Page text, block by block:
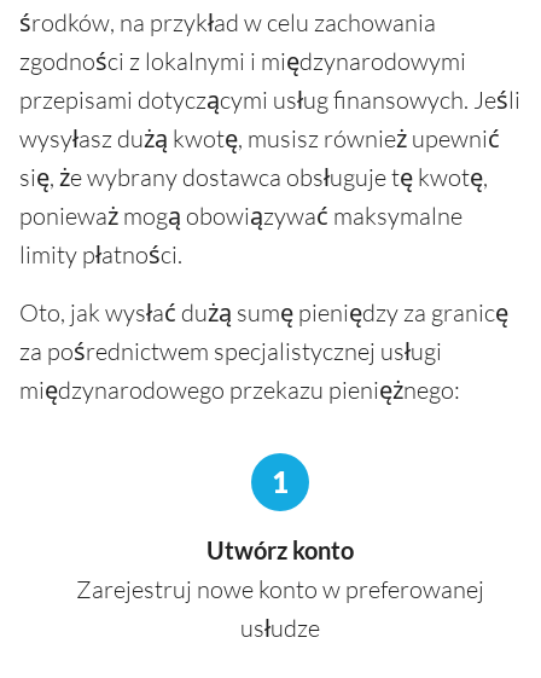
środków, na przykład w celu zachowania
zgodności z lokalnymi i międzynarodowymi
przepisami dotyczącymi usług finansowych. Jeśli
wysyłasz dużą kwotę, musisz również upewnić
się, że wybrany dostawca obsługuje tę kwotę,
ponieważ mogą obowiązywać maksymalne
limity płatności.
Oto, jak wysłać dużą sumę pieniędzy za granicę
za pośrednictwem specjalistycznej usługi
międzynarodowego przekazu pieniężnego:
1
Utwórz konto
Zarejestruj nowe konto w preferowanej
usłudze